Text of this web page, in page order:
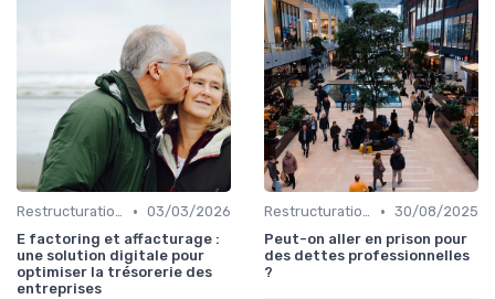
Restructuration de Dettes • 03/03/2026
E factoring et affacturage :
une solution digitale pour
optimiser la trésorerie des
entreprises
Restructuration de Dettes • 30/08/2025
Peut-on aller en prison pour
des dettes professionnelles
?